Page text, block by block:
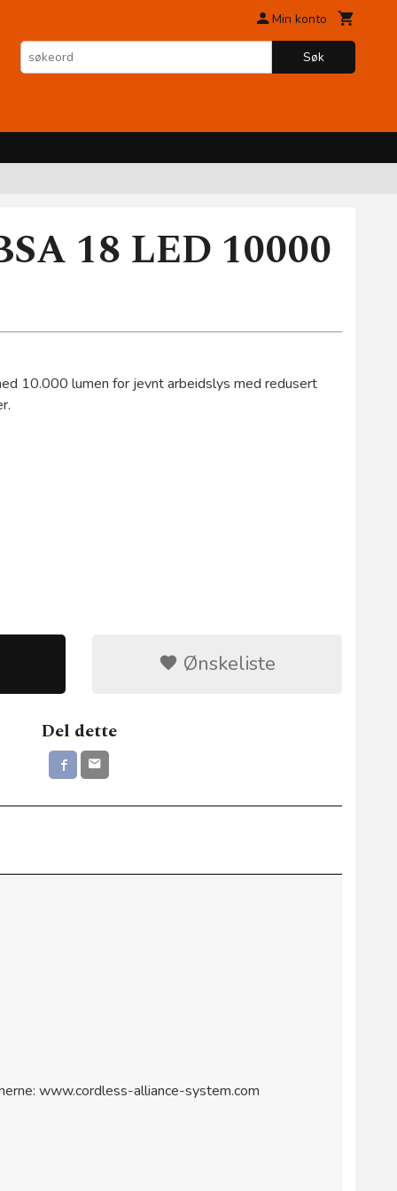
Min konto
Søk
18 LED 10000
10.000 lumen for jevnt arbeidslys med redusert
Ønskeliste
Del dette
www.cordless-alliance-system.com